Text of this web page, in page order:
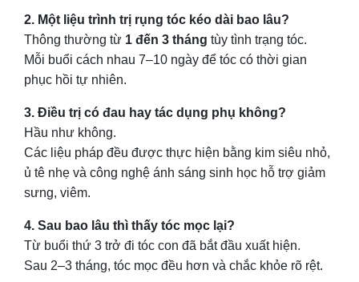
2. Một liệu trình trị rụng tóc kéo dài bao lâu?
Thông thường từ 1 đến 3 tháng tùy tình trạng tóc.
Mỗi buổi cách nhau 7–10 ngày để tóc có thời gian
phục hồi tự nhiên.
3. Điều trị có đau hay tác dụng phụ không?
Hầu như không.
Các liệu pháp đều được thực hiện bằng kim siêu nhỏ,
ủ tê nhẹ và công nghệ ánh sáng sinh học hỗ trợ giảm
sưng, viêm.
4. Sau bao lâu thì thấy tóc mọc lại?
Từ buổi thứ 3 trở đi tóc con đã bắt đầu xuất hiện.
Sau 2–3 tháng, tóc mọc đều hơn và chắc khỏe rõ rệt.